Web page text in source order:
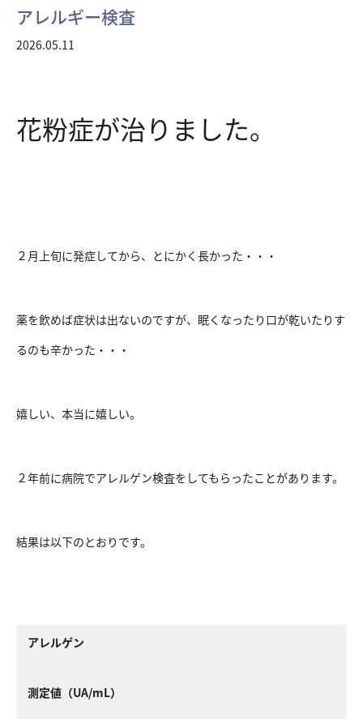
アレルギー検査
2026.05.11
花粉症が治りました。
２月上旬に発症してから、とにかく長かった・・・
薬を飲めば症状は出ないのですが、眠くなったり口が乾いたりす
るのも辛かった・・・
嬉しい、本当に嬉しい。
２年前に病院でアレルゲン検査をしてもらったことがあります。
結果は以下のとおりです。
アレルゲン
測定値（UA/mL）